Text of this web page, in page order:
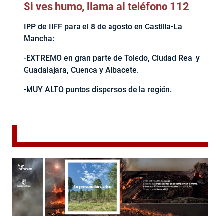
Si ves humo, llama al teléfono 112
IPP de IIFF para el 8 de agosto en Castilla-La
Mancha:
-EXTREMO en gran parte de Toledo, Ciudad Real y
Guadalajara, Cuenca y Albacete.
-MUY ALTO puntos dispersos de la región.